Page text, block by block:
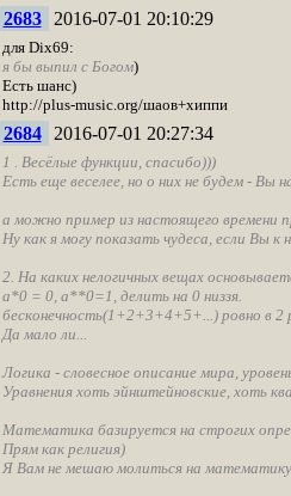
2683 2016-07-01 20:10:29
для Dix69:
я бы выпил с Богом)
Есть шанс)
http://plus-music.org/шаов+хиппи
2684 2016-07-01 20:27:34
1 . Весёлые функции, спасибо)))
Есть еще веселее, но о них не будем - Вы
а можно пример из настоящего времени
Ну как я могу показать чудеса, если Вы
2. На каких нелогичных вещах
а*0 = 0, а**0=1, делить на 0 низзя.
бесконечность(1+2+3+4+5+...) ровно в
Да мало ли...
Логика - словесное описание мира,
Уравнения хоть эйнштейновские, хоть
Математика базируется на строгих
Прям как религия)
Я Вам не мешаю молиться на